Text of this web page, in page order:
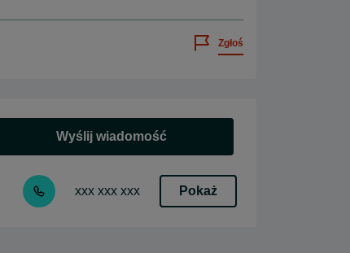
Zgłoś
Wyślij wiadomość
xxx xxx xxx Pokaż